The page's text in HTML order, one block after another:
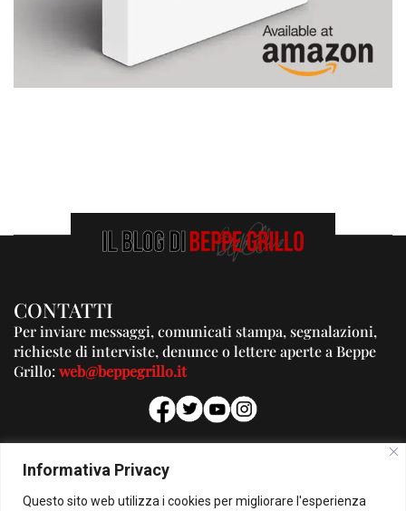
Informativa Privacy
Questo sito web utilizza i cookies per migliorare l'esperienza
CONTATTI
Per inviare messaggi, comunicati stampa, segnalazioni,
richieste di interviste, denunce o lettere aperte a Beppe
Grillo:web@beppegrillo.it
PUBBLICITA'
Per la tua pubblicità su questo Blog:
pubblicita@beppegrillo.it